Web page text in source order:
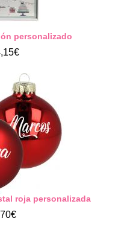
personalizado
roja personalizada